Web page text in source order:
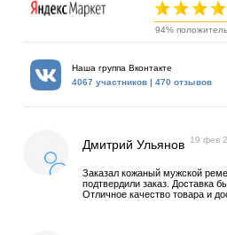
94%
Наша группа Вконтакте
4067 участников | 470 отзывов
Дмитрий Ульянов 19 фев
Заказал кожаный мужской
подтвердили заказ. Доставка
Отличное качество товара и